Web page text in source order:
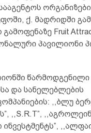
ქ. მადრიდში
Fruit
პავილიონი
და სანელებლების
,,ბლუ
,,S.R.T”,